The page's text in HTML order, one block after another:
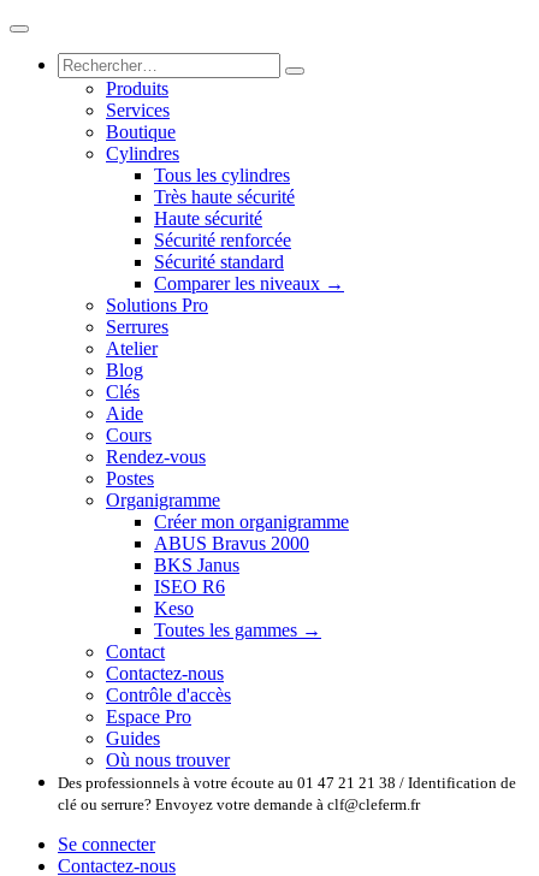
Produits
Services
Boutique
Cylindres
Tous les cylindres
Très haute sécurité
Haute sécurité
Sécurité renforcée
Sécurité standard
Comparer les niveaux →
Solutions Pro
Serrures
Atelier
Blog
Clés
Aide
Cours
Rendez-vous
Postes
Organigramme
Créer mon organigramme
ABUS Bravus 2000
BKS Janus
ISEO R6
Keso
Toutes les gammes →
Contact
Contactez-nous
Contrôle d'accès
Espace Pro
Guides
Où nous trouver
Des professionnels à votre écoute au 01 47 21 21 38 / Identification de
clé ou serrure? Envoyez votre demande à clf@cleferm.fr
Se connecter
Contactez-nous